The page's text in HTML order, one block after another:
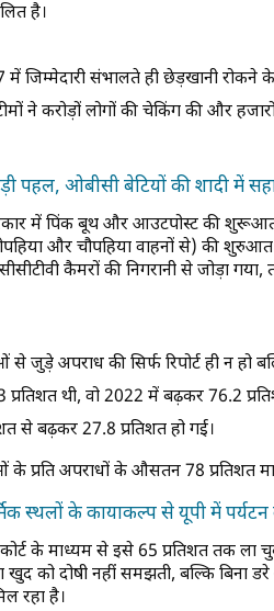
है।
जिम्मेदारी संभालते ही छेड़खानी रोकने
ने करोड़ों लोगों की चेकिंग की और
पहल, ओबीसी बेटियों की शादी में
में पिंक बूथ और आउटपोस्ट की
और चौपहिया वाहनों से) की
कैमरों की निगरानी से जोड़ा
जुड़े अपराध की सिर्फ रिपोर्ट ही न हो
प्रतिशत थी, वो 2022 में बढ़कर 76.2
से बढ़कर 27.8 प्रतिशत हो गई।
के प्रति अपराधों के औसतन 78 प्रतिशत
स्थलों के कायाकल्प से यूपी में
के माध्यम से इसे 65 प्रतिशत तक
को दोषी नहीं समझती, बल्कि बिना
रहा है।